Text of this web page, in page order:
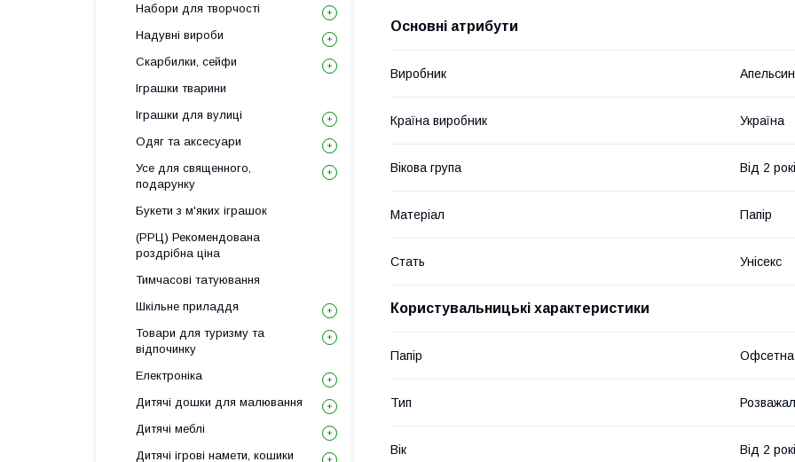
Основні атрибути
Виробник Апельсин
Країна виробник Україна
Вікова група Від 2
Матеріал Папір
Стать Унісекс
Користувальницькі характеристики
Папір Офсетна
Тип
Вік Від 2
Набори для творчості
Надувні вироби
Скарбилки, сейфи
Іграшки тварини
Іграшки для вулиці
Одяг та аксесуари
Усе для священного,
подарунку
Букети з м'яких іграшок
(РРЦ) Рекомендована
роздрібна ціна
Тимчасові татуювання
Шкільне приладдя
Товари для туризму та
відпочинку
Електроніка
Дитячі дошки для малювання
Дитячі меблі
Дитячі ігрові намети, кошики